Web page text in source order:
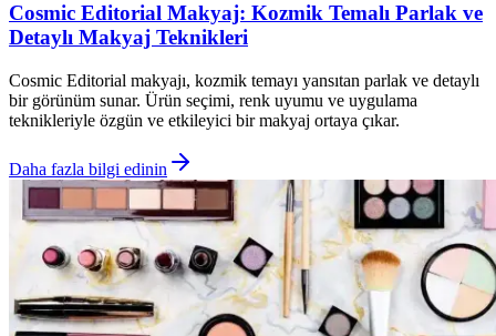
Cosmic Editorial Makyaj: Kozmik Temalı Parlak ve
Detaylı Makyaj Teknikleri
Cosmic Editorial makyajı, kozmik temayı yansıtan parlak ve detaylı
bir görünüm sunar. Ürün seçimi, renk uyumu ve uygulama
teknikleriyle özgün ve etkileyici bir makyaj ortaya çıkar.
Daha fazla bilgi edinin